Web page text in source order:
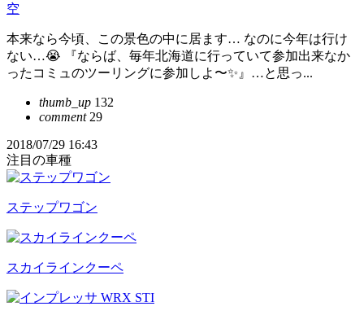
空
本来なら今頃、この景色の中に居ます… なのに今年は行け
ない…😭 『ならば、毎年北海道に行っていて参加出来なか
ったコミュのツーリングに参加しよ〜✨』…と思っ...
thumb_up 132
comment29
2018/07/29 16:43
注目の車種
ステップワゴン
スカイラインクーペ